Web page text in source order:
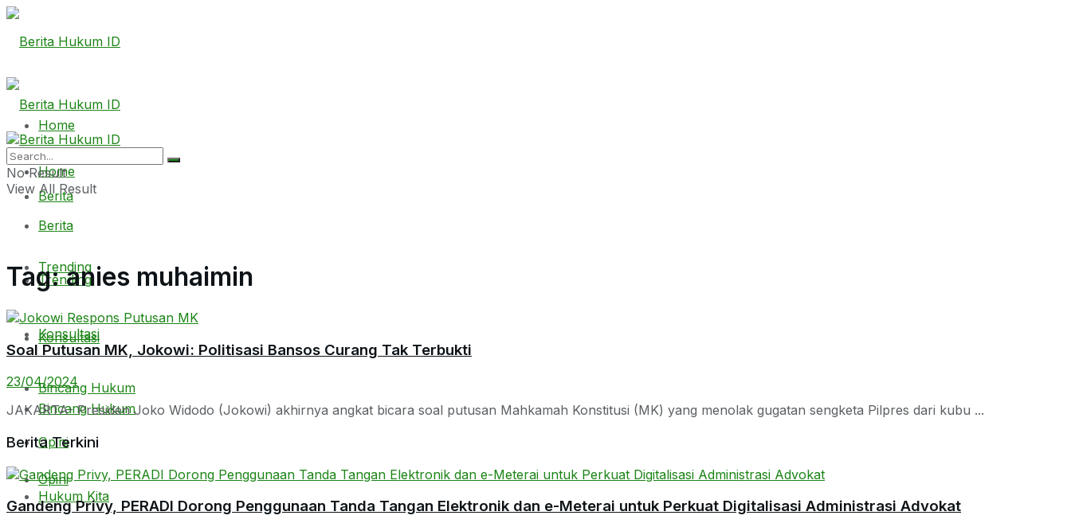
Home
Berita
Trending
Konsultasi
Bincang Hukum
Opini
Home
Berita
Trending
Konsultasi
Bincang Hukum
Opini
Hukum Kita
No Result
View All Result
Tag:anies muhaimin
Soal Putusan MK, Jokowi: Politisasi Bansos Curang Tak Terbukti
23/04/2024
JAKARTA- Presiden Joko Widodo (Jokowi) akhirnya angkat bicara soal putusan Mahkamah Konstitusi (MK) yang menolak gugatan sengketa Pilpres dari kubu ...
Berita Terkini
Gandeng Privy, PERADI Dorong Penggunaan Tanda Tangan Elektronik dan e-Meterai untuk Perkuat Digitalisasi Administrasi Advokat